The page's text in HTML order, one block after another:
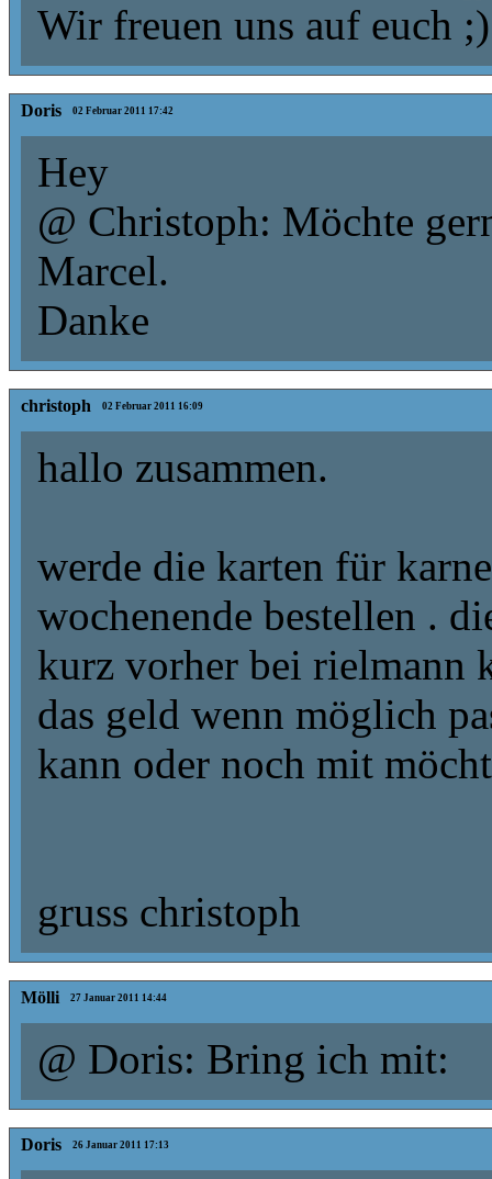
Wir freuen uns auf euch
Doris 02 Februar 2011 17:42
Hey
@ Christoph: Möchte
Marcel.
Danke
christoph 02 Februar 2011 16:09
hallo zusammen.
werde die karten für
wochenende bestellen .
kurz vorher bei rielmann
das geld wenn möglich
kann oder noch mit
gruss christoph
Mölli 27 Januar 2011 14:44
@ Doris: Bring ich mit:
Doris 26 Januar 2011 17:13